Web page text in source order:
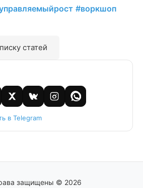
#воркшоп
статей
в Telegram
защищены © 2026